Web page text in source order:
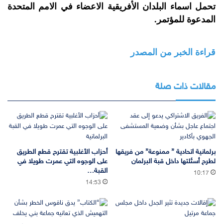
تحمل اسماء البلدان الأفريقية الاعضاء في الامم المتحدة
المدعوة للمؤتمر.
قراءة الخبر من المصدر
مقالات ذات صلة
برلمانية اتحادية ” ممنوعة” من فريقها
لطرح أسئلتها داخل قبة البرلمان
10:17
أحزاب الأغلبية تقترح قطع الطريق
على الوجوه التي عمرت طويلا في
القبة…
14:53